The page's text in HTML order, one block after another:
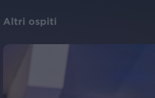
Altri ospiti